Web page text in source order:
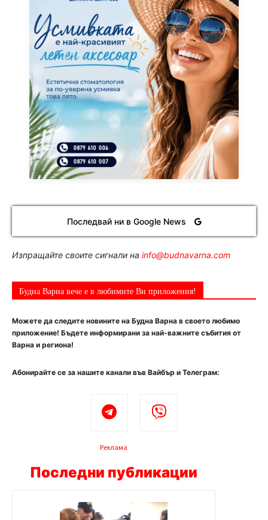
Последвай ни в Google News
Изпращайте своите сигнали на info@budnavarna.com
Будна Варна вече е в любимите Ви приложения!
Можете да следите новините на Будна Варна в своето любимо
приложение! Бъдете информирани за най-важните събития от
Варна и региона!
Абонирайте се за нашите канали във Вайбър и Телеграм:
Реклама
Последни публикации